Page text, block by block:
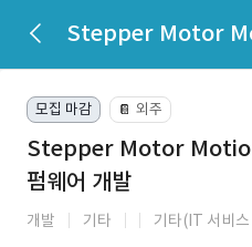
모집 마감 📔 외주
Stepper Motor
펌웨어 개발
개발 기타 기타(IT 서비